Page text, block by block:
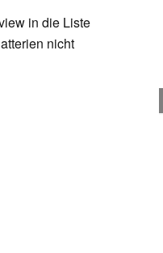
in die Liste
nicht